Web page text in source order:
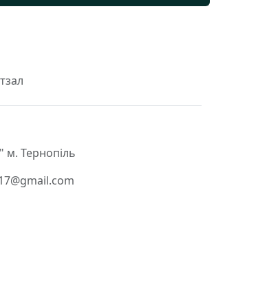
м. Тернопіль